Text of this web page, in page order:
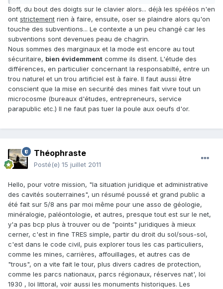
Boff, du bout des doigts sur le clavier alors... déjà les spéléos n'en
ont strictement rien à faire, ensuite, oser se plaindre alors qu'on
touche des subventions... Le contexte a un peu changé car les
subventions sont devenues peau de chagrin.
Nous sommes des marginaux et la mode est encore au tout
sécuritaire, bien évidemment comme ils disent. L'étude des
différences, en particulier concernant la responsabilté, entre un
trou naturel et un trou artificiel est à faire. Il faut aussi être
conscient que la mise en securité des mines fait vivre tout un
microcosme (bureaux d'études, entrepreneurs, service
parapublic etc.) Il ne faut pas tuer la poule aux oeufs d'or.
Théophraste
Posté(e) 15 juillet 2011
Hello, pour votre mission, "la situation juridique et administrative
des cavités souterraines", un résumé poussé et grand public a
été fait sur 5/8 ans par moi même pour une asso de géologie,
minéralogie, paléontologie, et autres, presque tout est sur le net,
y'a pas bcp plus à trouver ou de "points" juridiques à mieux
cerner, c'est in fine TRES simple, partir du droit du sol/sous-sol,
c'est dans le code civil, puis explorer tous les cas particuliers,
comme les mines, carrières, affouillages, et autres cas de
"trous", on a vite fait le tour, plus divers cadres de protection,
comme les parcs nationaux, parcs régionaux, réserves nat', loi
1930 , loi littoral, voir aussi les monuments historiques. Les